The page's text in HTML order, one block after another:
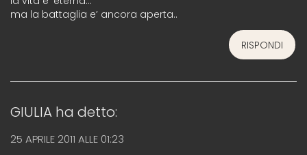
ma la battaglia e’ ancora aperta..
RISPONDI
GIULIA ha detto:
25 APRILE 2011 ALLE 01:23